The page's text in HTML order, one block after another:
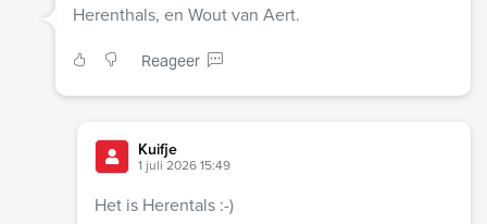
Herenthals, en Wout van Aert.
Reageer
Kuifje
1 juli 2026 15:49
Het is Herentals :-)